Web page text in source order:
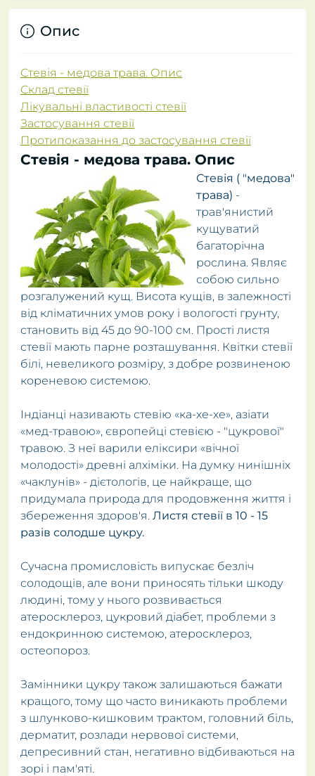
Опис
Стевія - медова трава. Опис
Склад стевії
Лікувальні властивості стевії
Застосування стевії
Протипоказання до застосування стевії
Стевія - медова трава. Опис
Стевія ( "медова"
трава) -
трав'янистий
кущуватий
багаторічна
рослина. Являє
собою сильно
розгалужений кущ. Висота кущів, в залежності
від кліматичних умов року і вологості грунту,
становить від 45 до 90-100 см. Прості листя
стевії мають парне розташування. Квітки стевії
білі, невеликого розміру, з добре розвиненою
кореневою системою.
Індіанці називають стевію «ка-хе-хе», азіати
«мед-травою», європейці стевією - "цукрової"
травою. З неї варили еліксири «вічної
молодості» древні алхіміки. На думку нинішніх
«чаклунів» - дієтологів, це найкраще, що
придумала природа для продовження життя і
збереження здоров'я. Листя стевії в 10 - 15
разів солодше цукру.
Сучасна промисловість випускає безліч
солодощів, але вони приносять тільки шкоду
людині, тому у нього розвивається
атеросклероз, цукровий діабет, проблеми з
ендокринною системою, атеросклероз,
остеопороз.
Замінники цукру також залишаються бажати
кращого, тому що часто виникають проблеми
з шлунково-кишковим трактом, головний біль,
дерматит, розлади нервової системи,
депресивний стан, негативно відбиваються на
зорі і пам'яті.